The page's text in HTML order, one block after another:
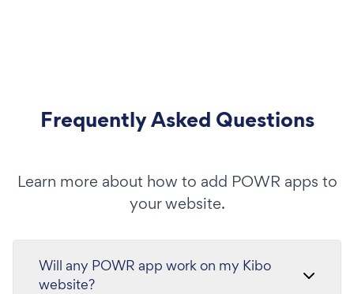
Frequently Asked Questions
Learn more about how to add POWR apps to
your website.
Will any POWR app work on my Kibo
website?